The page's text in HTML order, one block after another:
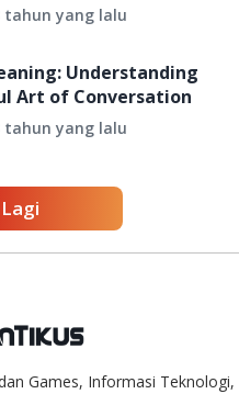
tahun yang lalu
Understanding
Art of Conversation
tahun yang lalu
Games, Informasi Teknologi,